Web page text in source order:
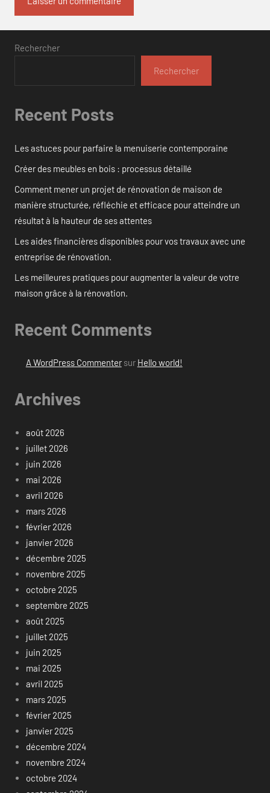
Rechercher
Rechercher
Recent Posts
Les astuces pour parfaire la menuiserie contemporaine
Créer des meubles en bois : processus détaillé
Comment mener un projet de rénovation de maison de
manière structurée, réfléchie et efficace pour atteindre un
résultat à la hauteur de ses attentes
Les aides financières disponibles pour vos travaux avec une
entreprise de rénovation.
Les meilleures pratiques pour augmenter la valeur de votre
maison grâce à la rénovation.
Recent Comments
A WordPress Commentersur Hello world!
Archives
août 2026
juillet 2026
juin 2026
mai 2026
avril 2026
mars 2026
février 2026
janvier 2026
décembre 2025
novembre 2025
octobre 2025
septembre 2025
août 2025
juillet 2025
juin 2025
mai 2025
avril 2025
mars 2025
février 2025
janvier 2025
décembre 2024
novembre 2024
octobre 2024